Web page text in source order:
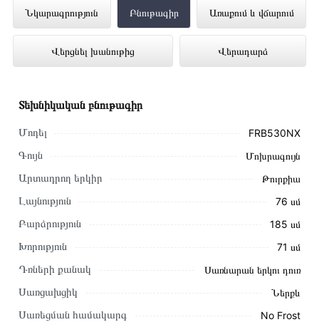
Նկարագրություն Բնութագիր Առաքում և վճարում
Վերցնել խանութից Վերադարձ
Սառնարան FISHER FRB530NX
ներկայացված է Technomix առցանց
խանութում լավագույն գնով 399 000 դրամ
Այս ապրանքը գնելու համար սեղմեք
Տեխնիկական բնութագիր
Մոդել FRB530NX
Գույն Մոխրագույն
Արտադրող երկիր Թուրքիա
Լայնություն 76 սմ
Բարձրություն 185 սմ
Խորություն 71 սմ
Դռների քանակ Սառնարան երկու դուռ
Սառցախցիկ Ներքև
Սառեցման համակարգ No Frost